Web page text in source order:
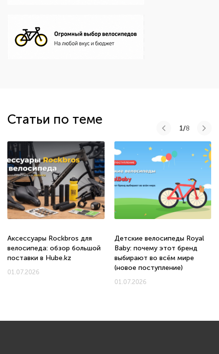
Статьи по теме
Аксессуары Rockbros для
велосипеда: обзор большой
поставки в Hube.kz
01.07.2026
Детские велосипеды Royal
Baby: почему этот бренд
выбирают во всём мире
(новое поступление)
01.07.2026
1/8